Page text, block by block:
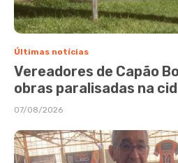
Últimas notícias
Vereadores de Capão
obras paralisadas na
07/08/2026